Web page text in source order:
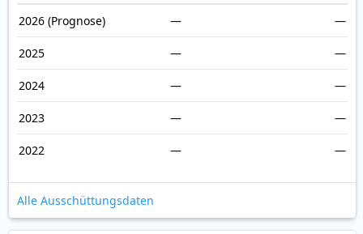
2026 (Prognose) — —
2025 — —
2024 — —
2023 — —
2022 — —
Alle Ausschüttungsdaten